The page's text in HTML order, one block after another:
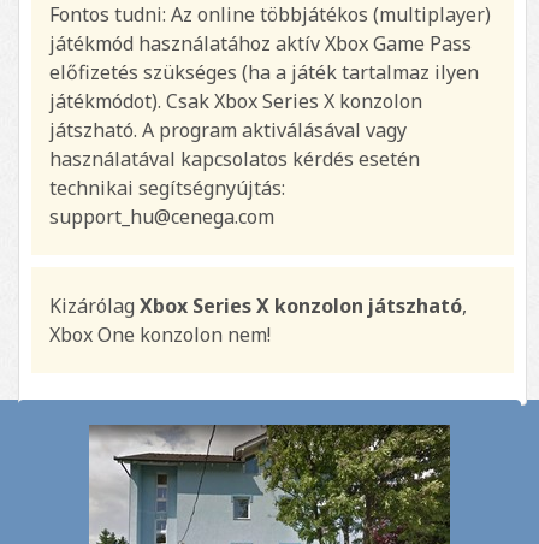
Fontos tudni: Az online többjátékos (multiplayer)
játékmód használatához aktív Xbox Game Pass
előfizetés szükséges (ha a játék tartalmaz ilyen
játékmódot). Csak Xbox Series X konzolon
játszható. A program aktiválásával vagy
használatával kapcsolatos kérdés esetén
technikai segítségnyújtás:
support_hu@cenega.com
Kizárólag Xbox Series X konzolon játszható,
Xbox One konzolon nem!